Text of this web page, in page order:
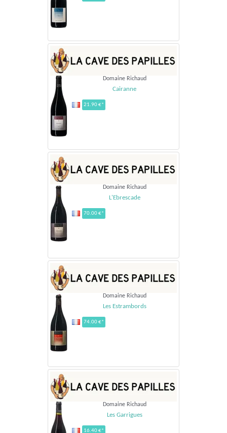
Domaine Richaud
Cairanne
21.90 €*
Domaine Richaud
L'Ebrescade
70.00 €*
Domaine Richaud
Les Estrambords
74.00 €*
Domaine Richaud
Les Garrigues
16.40 €*